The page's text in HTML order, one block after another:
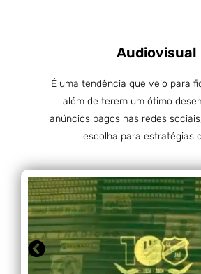
Audiovisual
É uma tendência que veio para
além de terem um ótimo
anúncios pagos nas redes
escolha para estratégias